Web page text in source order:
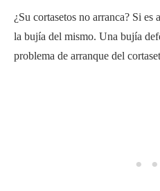
¿Su cortasetos no arranca? Si
la bujía del mismo. Una bujía
problema de arranque del